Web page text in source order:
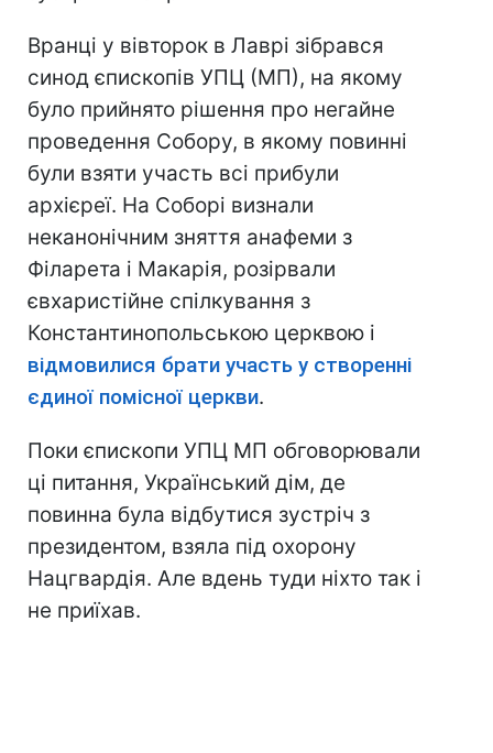
Вранці у вівторок в Лаврі зібрався
синод єпископів УПЦ (МП), на якому
було прийнято рішення про негайне
проведення Собору, в якому повинні
були взяти участь всі прибули
архієреї. На Соборі визнали
неканонічним зняття анафеми з
Філарета і Макарія, розірвали
євхаристійне спілкування з
Константинопольською церквою і
відмовилися брати участь у створенні
єдиної помісної церкви.
Поки єпископи УПЦ МП обговорювали
ці питання, Український дім, де
повинна була відбутися зустріч з
президентом, взяла під охорону
Нацгвардія. Але вдень туди ніхто так і
не приїхав.